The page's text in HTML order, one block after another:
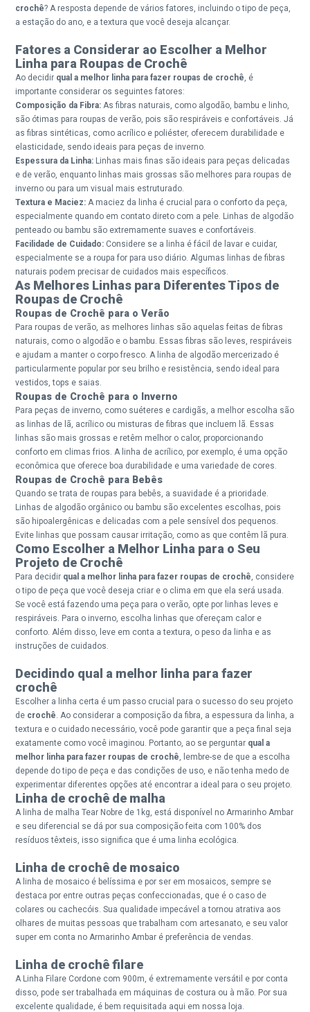
crochê? A resposta depende de vários fatores, incluindo o tipo de peça,
a estação do ano, e a textura que você deseja alcançar.
Fatores a Considerar ao Escolher a Melhor
Linha para Roupas de Crochê
Ao decidir qual a melhor linha para fazer roupas de crochê, é
importante considerar os seguintes fatores:
Composição da Fibra: As fibras naturais, como algodão, bambu e linho,
são ótimas para roupas de verão, pois são respiráveis e confortáveis. Já
as fibras sintéticas, como acrílico e poliéster, oferecem durabilidade e
elasticidade, sendo ideais para peças de inverno.
Espessura da Linha: Linhas mais finas são ideais para peças delicadas
e de verão, enquanto linhas mais grossas são melhores para roupas de
inverno ou para um visual mais estruturado.
Textura e Maciez: A maciez da linha é crucial para o conforto da peça,
especialmente quando em contato direto com a pele. Linhas de algodão
penteado ou bambu são extremamente suaves e confortáveis.
Facilidade de Cuidado: Considere se a linha é fácil de lavar e cuidar,
especialmente se a roupa for para uso diário. Algumas linhas de fibras
naturais podem precisar de cuidados mais específicos.
As Melhores Linhas para Diferentes Tipos de
Roupas de Crochê
Roupas de Crochê para o Verão
Para roupas de verão, as melhores linhas são aquelas feitas de fibras
naturais, como o algodão e o bambu. Essas fibras são leves, respiráveis
e ajudam a manter o corpo fresco. A linha de algodão mercerizado é
particularmente popular por seu brilho e resistência, sendo ideal para
vestidos, tops e saias.
Roupas de Crochê para o Inverno
Para peças de inverno, como suéteres e cardigãs, a melhor escolha são
as linhas de lã, acrílico ou misturas de fibras que incluem lã. Essas
linhas são mais grossas e retêm melhor o calor, proporcionando
conforto em climas frios. A linha de acrílico, por exemplo, é uma opção
econômica que oferece boa durabilidade e uma variedade de cores.
Roupas de Crochê para Bebês
Quando se trata de roupas para bebês, a suavidade é a prioridade.
Linhas de algodão orgânico ou bambu são excelentes escolhas, pois
são hipoalergênicas e delicadas com a pele sensível dos pequenos.
Evite linhas que possam causar irritação, como as que contêm lã pura.
Como Escolher a Melhor Linha para o Seu
Projeto de Crochê
Para decidir qual a melhor linha para fazer roupas de crochê, considere
o tipo de peça que você deseja criar e o clima em que ela será usada.
Se você está fazendo uma peça para o verão, opte por linhas leves e
respiráveis. Para o inverno, escolha linhas que ofereçam calor e
conforto. Além disso, leve em conta a textura, o peso da linha e as
instruções de cuidados.
Decidindo qual a melhor linha para fazer
crochê
Escolher a linha certa é um passo crucial para o sucesso do seu projeto
de crochê. Ao considerar a composição da fibra, a espessura da linha, a
textura e o cuidado necessário, você pode garantir que a peça final seja
exatamente como você imaginou. Portanto, ao se perguntar qual a
melhor linha para fazer roupas de crochê, lembre-se de que a escolha
depende do tipo de peça e das condições de uso, e não tenha medo de
experimentar diferentes opções até encontrar a ideal para o seu projeto.
Linha de crochê de malha
A linha de malha Tear Nobre de 1kg, está disponível no Armarinho Ambar
e seu diferencial se dá por sua composição feita com 100% dos
resíduos têxteis, isso significa que é uma linha ecológica.
Linha de crochê de mosaico
A linha de mosaico é belíssima e por ser em mosaicos, sempre se
destaca por entre outras peças confeccionadas, que é o caso de
colares ou cachecóis. Sua qualidade impecável a tornou atrativa aos
olhares de muitas pessoas que trabalham com artesanato, e seu valor
super em conta no Armarinho Ambar é preferência de vendas.
Linha de crochê filare
A Linha Filare Cordone com 900m, é extremamente versátil e por conta
disso, pode ser trabalhada em máquinas de costura ou à mão. Por sua
excelente qualidade, é bem requisitada aqui em nossa loja.